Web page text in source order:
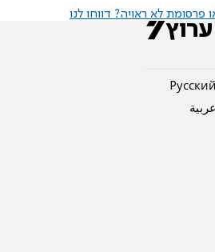
לא ראויה? דווחו לנו
Pусский
عربية